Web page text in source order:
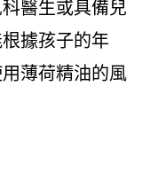
醫生或具備兒
據孩子的年
薄荷精油的風